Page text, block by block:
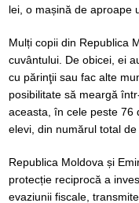
lei, o mașină de aproape
Mulți copii din Republica
cuvântului. De obicei, ei
cu părinţii sau fac alte
posibilitate să meargă
aceasta, în cele peste 76
elevi, din numărul total de
Republica Moldova și
protecție reciprocă a
evaziunii fiscale, transmite